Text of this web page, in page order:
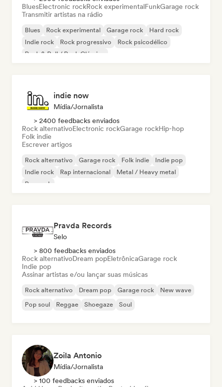
BluesElectronic rockRock experimentalFunkGarage rock
Transmitir artistas na rádio
Blues Rock experimental Garage rock
Hard rock
Indie rock
Rock progressivo
Rock psicodélico
Rock & Roll / Rock Clássico
indie now
Mídia/Jornalista
> 2400 feedbacks enviados
Rock alternativoElectronic rockGarage rockHip-hop
Folk indie
Escrever artigos
Rock alternativo Garage rock Folk indie
Indie pop
Indie rock
Rap internacional
Metal / Heavy metal
Pop rock
Pravda Records
Selo
> 800 feedbacks enviados
Rock alternativoDream popEletrônicaGarage rock
Indie pop
Assinar artistas e/ou lançar suas músicas
Rock alternativo Dream pop Garage rock
New wave
Pop soul
Reggae Shoegaze Soul
Zoila Antonio
Mídia/Jornalista
> 100 feedbacks enviados